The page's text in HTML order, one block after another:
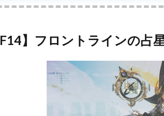
F14】フロントラインの占